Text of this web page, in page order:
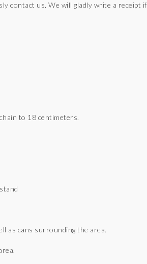
contact us. We will gladly write a receipt if
to 18 centimeters.
as cans surrounding the area.